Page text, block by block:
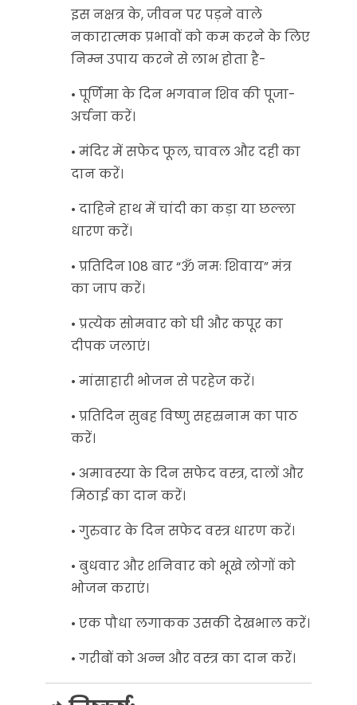
इस नक्षत्र के, जीवन पर पड़ने वाले
नकारात्मक प्रभावों को कम करने के लिए
निम्न उपाय करने से लाभ होता है-
• पूर्णिमा के दिन भगवान शिव की पूजा-
अर्चना करें।
• मंदिर में सफेद फूल, चावल और दही का
दान करें।
• दाहिने हाथ में चांदी का कड़ा या छल्ला
धारण करें।
• प्रतिदिन 108 बार “ॐ नमः शिवाय” मंत्र
का जाप करें।
• प्रत्येक सोमवार को घी और कपूर का
दीपक जलाएं।
•‌ मांसाहारी भोजन से परहेज करें।
• प्रतिदिन सुबह विष्णु सहस्रनाम का पाठ
करें।
• अमावस्या के दिन सफेद वस्त्र, दालों और
मिठाई का दान करें।
• गुरुवार के दिन सफेद वस्त्र धारण करें।
• बुधवार और शनिवार को भूखे लोगों को
भोजन कराएं।
• एक पौधा लगाकक उसकी देखभाल करें।
• गरीबों को अन्न और वस्त्र का दान करें।